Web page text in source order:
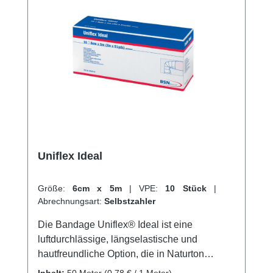
und hautsympathisch. Weitere Informationen
des Herstellers Kaufen Sie jetzt Lenkideal
online bei uns und profitieren Sie von
unserem schnellen Versand und unserem
hervorragenden Kundenservice.
Uniflex Ideal
Größe: 6cm x 5m | VPE: 10 Stück |
Abrechnungsart: Selbstzahler
Die Bandage Uniflex® Ideal ist eine
luftdurchlässige, längselastische und
hautfreundliche Option, die in Naturton
erhältlich ist. Sie besteht aus einer